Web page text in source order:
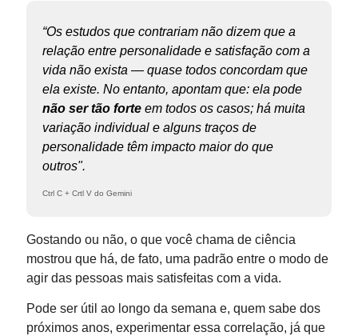
“Os estudos que contrariam não dizem que a
relação entre personalidade e satisfação com a
vida não exista — quase todos concordam que
ela existe. No entanto, apontam que: ela pode
não ser tão forte em todos os casos; há muita
variação individual e alguns traços de
personalidade têm impacto maior do que
outros".
Ctrl C + Crtl V do Gemini
Gostando ou não, o que você chama de ciência
mostrou que há, de fato, uma padrão entre o modo de
agir das pessoas mais satisfeitas com a vida.
Pode ser útil ao longo da semana e, quem sabe dos
próximos anos, experimentar essa correlação, já que